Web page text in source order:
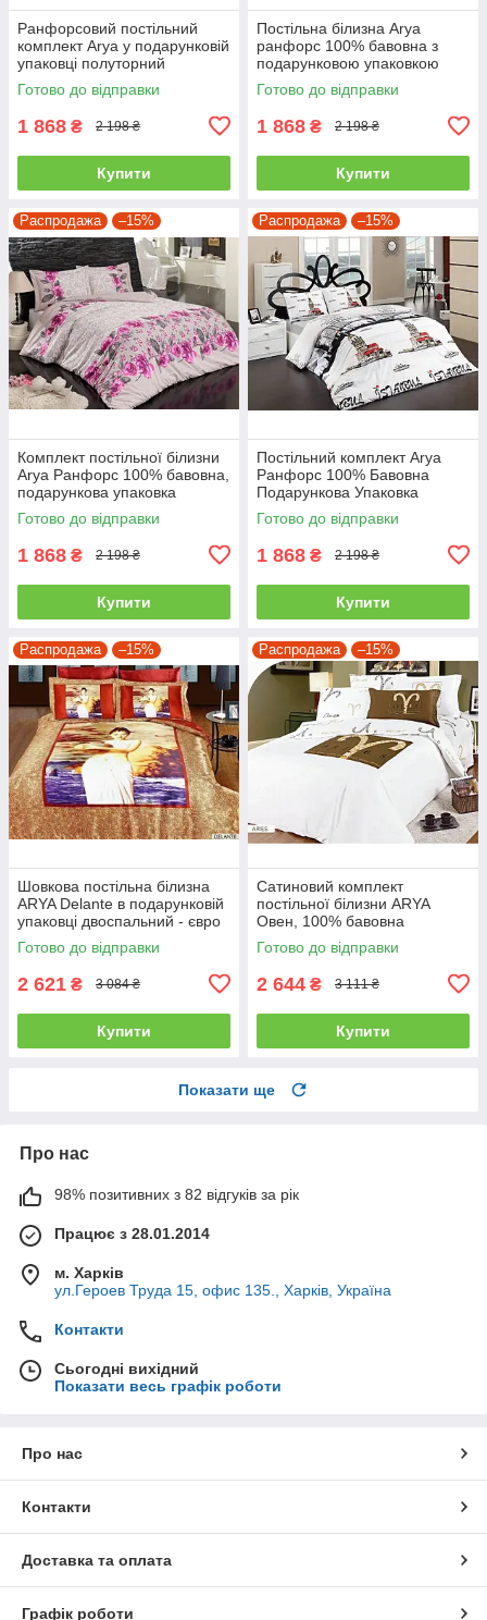
Ранфорсовий постільний
комплект Arya у подарунковій
упаковці полуторний
Готово до відправки
1 868 ₴ 2 198 ₴
Купити
Постільна білизна Arya
ранфорс 100% бавовна з
подарунковою упаковкою
полуторний
Готово до відправки
1 868 ₴ 2 198 ₴
Купити
Распродажа –15%
Комплект постільної білизни
Arya Ранфорс 100% бавовна,
подарункова упаковка
полуторний
Готово до відправки
1 868 ₴ 2 198 ₴
Купити
Распродажа –15%
Постільний комплект Arya
Ранфорс 100% Бавовна
Подарункова Упаковка
полуторний
Готово до відправки
1 868 ₴ 2 198 ₴
Купити
Распродажа –15%
Шовкова постільна білизна
ARYA Delante в подарунковій
упаковці двоспальний - євро
Готово до відправки
2 621 ₴ 3 084 ₴
Купити
Распродажа –15%
Сатиновий комплект
постільної білизни ARYA
Овен, 100% бавовна
полуторний
Готово до відправки
2 644 ₴ 3 111 ₴
Купити
Показати ще
Про нас
98% позитивних з 82 відгуків за рік
Працює з 28.01.2014
м. Харків
ул.Героев Труда 15, офис 135., Харків, Україна
Контакти
Сьогодні вихідний
Показати весь графік роботи
Про нас
Контакти
Доставка та оплата
Графік роботи